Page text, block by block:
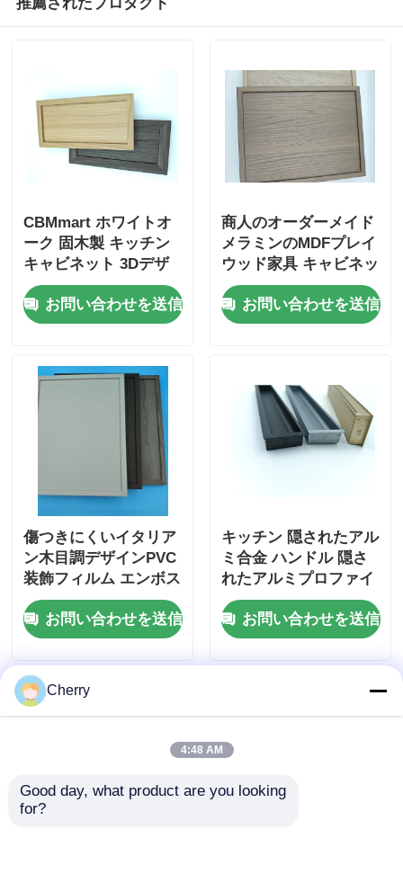
木製の終わりのアルミニウム プロフィール
アルミ製のトリムプロファイル
アルミヒートシンクエクストルーションプロファイル
CBMmart ホワイトオ
ーク 固木製 キッチン
キャビネット 3Dデザ
イン プロ オーダーメ
イド モダンデザイン
ホワイトオーク フリー
ット
お問い合わせを送信
商人のオーダーメイド
メラミンのMDFプレイ
ウッド家具 キャビネッ
トドア
お問い合わせを送信
傷つきにくいイタリア
ン木目調デザインPVC
装飾フィルム エンボス
加工木材PVCラミネー
ト 壁ドア包装用
お問い合わせを送信
キッチン 隠されたアル
ミ合金 ハンドル 隠さ
れたアルミプロファイ
ル ハンドル アルミ ス
ライディング ハンドル
お問い合わせを送信
Cherry
4:48 AM
Good day, what product are you looking
for?